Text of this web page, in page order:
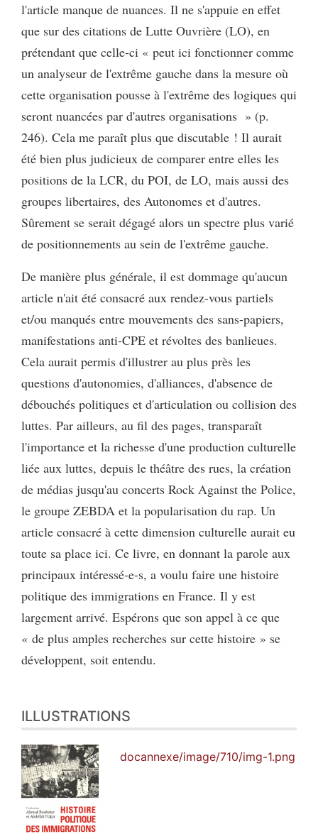
l'article manque de nuances. Il ne s'appuie en effet
que sur des citations de Lutte Ouvrière (LO), en
prétendant que celle-ci « peut ici fonctionner comme
un analyseur de l'extrême gauche dans la mesure où
cette organisation pousse à l'extrême des logiques qui
seront nuancées par d'autres organisations » (p.
246). Cela me paraît plus que discutable ! Il aurait
été bien plus judicieux de comparer entre elles les
positions de la LCR, du POI, de LO, mais aussi des
groupes libertaires, des Autonomes et d'autres.
Sûrement se serait dégagé alors un spectre plus varié
de positionnements au sein de l'extrême gauche.
De manière plus générale, il est dommage qu'aucun
article n'ait été consacré aux rendez-vous partiels
et/ou manqués entre mouvements des sans-papiers,
manifestations anti-CPE et révoltes des banlieues.
Cela aurait permis d'illustrer au plus près les
questions d'autonomies, d'alliances, d'absence de
débouchés politiques et d'articulation ou collision des
luttes. Par ailleurs, au fil des pages, transparaît
l'importance et la richesse d'une production culturelle
liée aux luttes, depuis le théâtre des rues, la création
de médias jusqu'au concerts Rock Against the Police,
le groupe ZEBDA et la popularisation du rap. Un
article consacré à cette dimension culturelle aurait eu
toute sa place ici. Ce livre, en donnant la parole aux
principaux intéressé-e-s, a voulu faire une histoire
politique des immigrations en France. Il y est
largement arrivé. Espérons que son appel à ce que
« de plus amples recherches sur cette histoire » se
développent, soit entendu.
ILLUSTRATIONS
docannexe/image/710/img-1.png